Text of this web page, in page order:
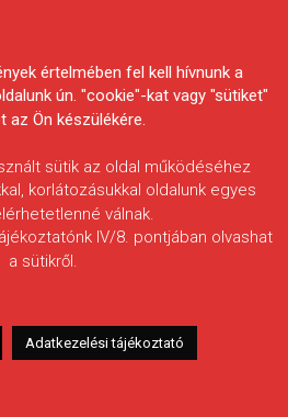
értelmében fel kell hívnunk a
ún. "cookie"-kat vagy "sütiket"
az Ön készülékére.
sütik az oldal működéséhez
korlátozásukkal oldalunk egyes
válnak.
IV/8. pontjában olvashat
a sütikről.
Adatkezelési tájékoztató